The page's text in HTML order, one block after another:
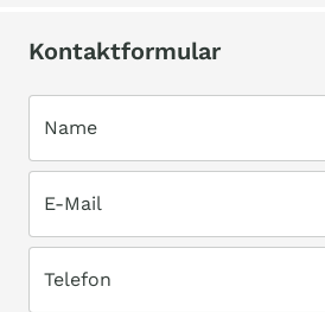
Kontaktformular
Name
E-Mail
Telefon